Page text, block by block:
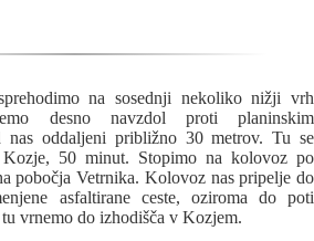
na sosednji nekoliko nižji vrh
desno navzdol proti planinskim
nas oddaljeni približno 30 metrov. Tu se
50 minut. Stopimo na kolovoz po
pobočja Vetrnika. Kolovoz nas pripelje do
asfaltirane ceste, oziroma do poti
vrnemo do izhodišča v Kozjem.